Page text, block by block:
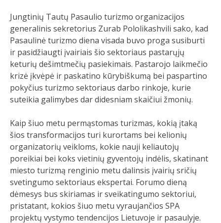
Jungtinių Tautų Pasaulio turizmo organizacijos
generalinis sekretorius Zurab Pololikashvili sako, kad
Pasaulinė turizmo diena visada buvo proga susiburti
ir pasidžiaugti įvairiais šio sektoriaus pastarųjų
keturių dešimtmečių pasiekimais. Pastarojo laikmečio
krizė įkvėpė ir paskatino kūrybiškumą bei paspartino
pokyčius turizmo sektoriaus darbo rinkoje, kurie
suteikia galimybes dar didesniam skaičiui žmonių.
Kaip šiuo metu permąstomas turizmas, kokią įtaką
šios transformacijos turi kurortams bei kelionių
organizatorių veikloms, kokie nauji keliautojų
poreikiai bei koks vietinių gyventojų indėlis, skatinant
miesto turizmą renginio metu dalinsis įvairių sričių
svetingumo sektoriaus ekspertai. Forumo dieną
dėmesys bus skiriamas ir sveikatingumo sektoriui,
pristatant, kokios šiuo metu vyraujančios SPA
projektų vystymo tendencijos Lietuvoje ir pasaulyje.